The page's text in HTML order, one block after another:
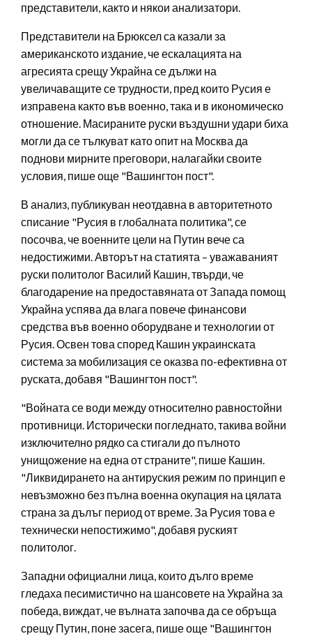
представители, както и някои анализатори.
Представители на Брюксел са казали за
американското издание, че ескалацията на
агресията срещу Украйна се дължи на
увеличаващите се трудности, пред които Русия е
изправена както във военно, така и в икономическо
отношение. Масираните руски въздушни удари биха
могли да се тълкуват като опит на Москва да
поднови мирните преговори, налагайки своите
условия, пише още "Вашингтон пост".
В анализ, публикуван неотдавна в авторитетното
списание "Русия в глобалната политика", се
посочва, че военните цели на Путин вече са
недостижими. Авторът на статията – уважаваният
руски политолог Василий Кашин, твърди, че
благодарение на предоставяната от Запада помощ
Украйна успява да влага повече финансови
средства във военно оборудване и технологии от
Русия. Освен това според Кашин украинската
система за мобилизация се оказва по-ефективна от
руската, добавя "Вашингтон пост".
"Войната се води между относително равностойни
противници. Исторически погледнато, такива войни
изключително рядко са стигали до пълното
унищожение на една от страните", пише Кашин.
"Ликвидирането на антируския режим по принцип е
невъзможно без пълна военна окупация на цялата
страна за дълъг период от време. За Русия това е
технически непостижимо", добавя руският
политолог.
Западни официални лица, които дълго време
гледаха песимистично на шансовете на Украйна за
победа, виждат, че вълната започва да се обръща
срещу Путин, поне засега, пише още "Вашингтон